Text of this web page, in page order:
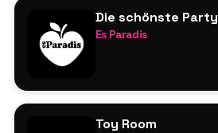
Die schönste Party
Es Paradis
Toy Room